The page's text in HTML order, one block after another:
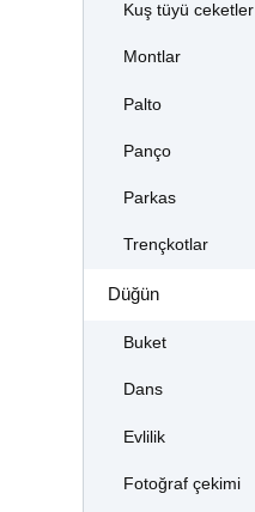
Kuş tüyü ceketler
Montlar
Palto
Panço
Parkas
Trençkotlar
Düğün
Buket
Dans
Evlilik
Fotoğraf çekimi